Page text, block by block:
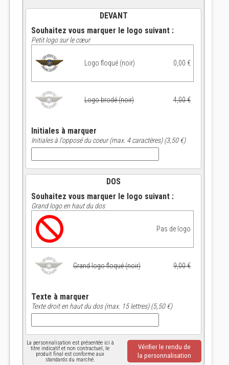
DEVANT
Souhaitez vous marquer le logo suivant :
Petit logo sur le cœur
Logo floqué (noir) 0,00 €
Logo brodé (noir) 4,00 €
Initiales à marquer
Initiales à l'opposé du coeur (max. 4 caractères) (3,50 €)
DOS
Souhaitez vous marquer le logo suivant :
Grand logo en haut du dos
Pas de logo
Grand logo floqué (noir) 9,00 €
Texte à marquer
Texte droit en haut du dos (max. 15 lettres) (5,50 €)
La personnalisation est présentée ici à
titre indicatif et non contractuel, le
produit final est conforme aux
standards du marché.
Vérifier le rendu de
la personnalisation